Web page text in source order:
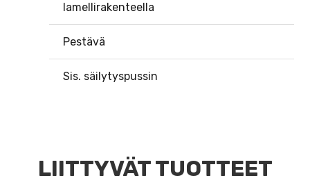
lamellirakenteella
Pestävä
Sis. säilytyspussin
LIITTYVÄT TUOTTEET